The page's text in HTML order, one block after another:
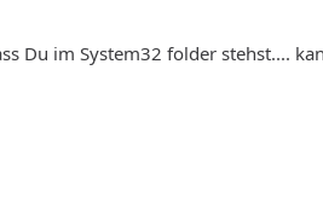
Du im System32 folder stehst....